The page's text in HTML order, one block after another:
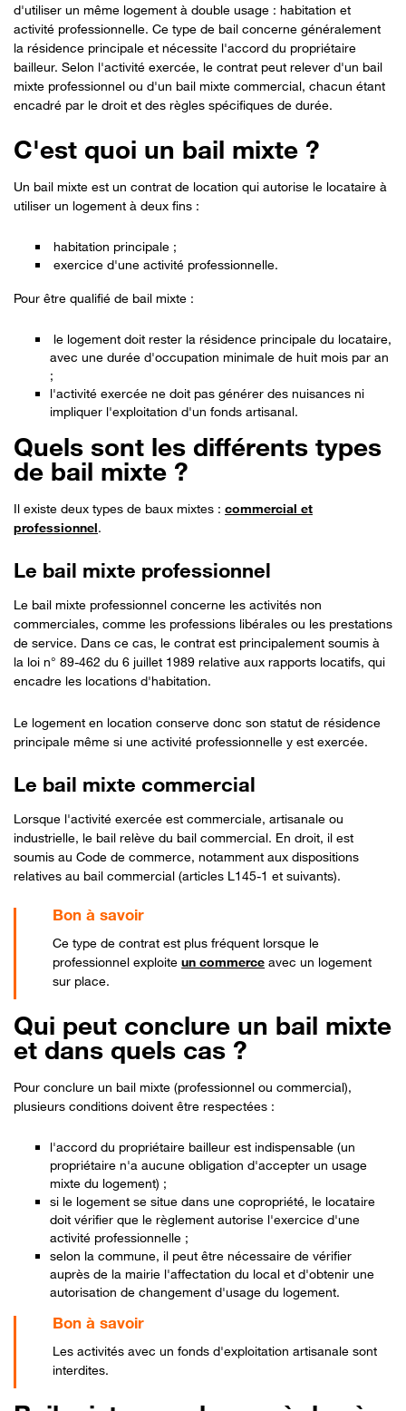
d'utiliser un même logement à double usage : habitation et
activité professionnelle. Ce type de bail concerne généralement
la résidence principale et nécessite l'accord du propriétaire
bailleur. Selon l'activité exercée, le contrat peut relever d'un bail
mixte professionnel ou d'un bail mixte commercial, chacun étant
encadré par le droit et des règles spécifiques de durée.
C'est quoi un bail mixte ?
Un bail mixte est un contrat de location qui autorise le locataire à
utiliser un logement à deux fins :
habitation principale ;
exercice d'une activité professionnelle.
Pour être qualifié de bail mixte :
le logement doit rester la résidence principale du locataire,
avec une durée d'occupation minimale de huit mois par an
;
l'activité exercée ne doit pas générer des nuisances ni
impliquer l'exploitation d'un fonds artisanal.
Quels sont les différents types
de bail mixte ?
Il existe deux types de baux mixtes : commercial et
professionnel.
Le bail mixte professionnel
Le bail mixte professionnel concerne les activités non
commerciales, comme les professions libérales ou les prestations
de service. Dans ce cas, le contrat est principalement soumis à
la loi n° 89-462 du 6 juillet 1989 relative aux rapports locatifs, qui
encadre les locations d'habitation.
Le logement en location conserve donc son statut de résidence
principale même si une activité professionnelle y est exercée.
Le bail mixte commercial
Lorsque l'activité exercée est commerciale, artisanale ou
industrielle, le bail relève du bail commercial. En droit, il est
soumis au Code de commerce, notamment aux dispositions
relatives au bail commercial (articles L145-1 et suivants).
Ce type de contrat est plus fréquent lorsque le
professionnel exploiteun commerce avec un logement
sur place.
Qui peut conclure un bail mixte
et dans quels cas ?
Pour conclure un bail mixte (professionnel ou commercial),
plusieurs conditions doivent être respectées :
l'accord du propriétaire bailleur est indispensable (un
propriétaire n'a aucune obligation d'accepter un usage
mixte du logement) ;
si le logement se situe dans une copropriété, le locataire
doit vérifier que le règlement autorise l'exercice d'une
activité professionnelle ;
selon la commune, il peut être nécessaire de vérifier
auprès de la mairie l'affectation du local et d'obtenir une
autorisation de changement d'usage du logement.
Les activités avec un fonds d'exploitation artisanale sont
interdites.